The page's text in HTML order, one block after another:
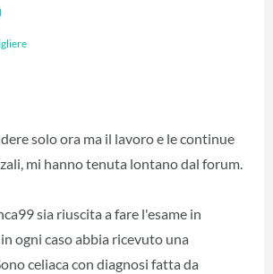
solo ora ma il lavoro e le continue
mi hanno tenuta lontano dal forum.
sia riuscita a fare l'esame in
ogni caso abbia ricevuto una
celiaca con diagnosi fatta da